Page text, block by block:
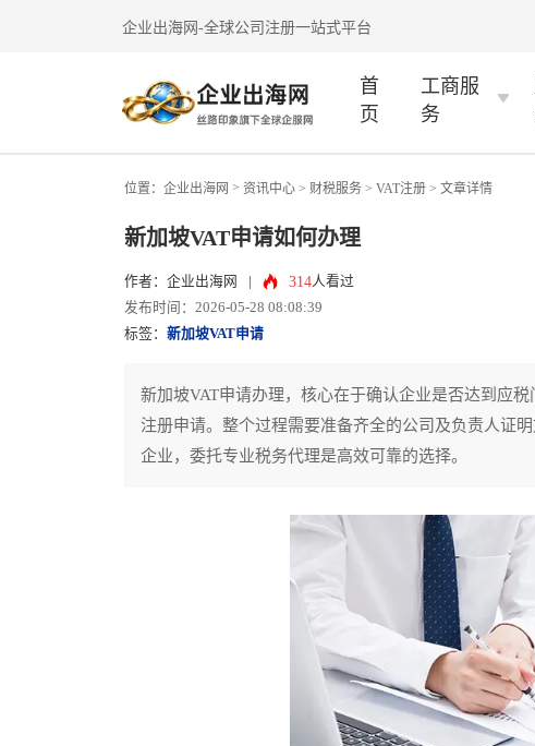
企业出海网-全球公司注册一站式平台
首
页
工商服
务
位置： 企业出海网 > 资讯中心 > 财税服务 > VAT注册 > 文章详情
新加坡VAT申请如何办理
作者：企业出海网 314人看过
发布时间：2026-05-28 08:08:39
标签： 新加坡VAT申请
新加坡VAT申请办理，核心在于确认企业是否达到应
注册申请。整个过程需要准备齐全的公司及负责人证
企业，委托专业税务代理是高效可靠的选择。